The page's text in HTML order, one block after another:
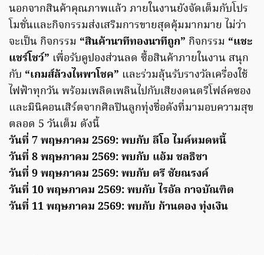
นอกจากสินค้าคุณภาพแล้ว ภายในงานยังจัดเต็มกับโปร
โมชั่นและกิจกรรมส่งเสริมการขายสุดคุ้มมากมาย ไม่ว่า
จะเป็น กิจกรรม “สินค้านาทีทองนาทีถูก” กิจกรรม “แชะ
แชร์โชว์” เพื่อรับคูปองส่วนลด ซื้อสินค้าภายในงาน สนุก
กับ “เกมส์ล้วงไหพาโชค” และร่วมลุ้นรับรางวัลเครื่องใช้
ไฟฟ้าทุกวัน พร้อมเพลิดเพลินไปกับเสียงดนตรีโฟล์คซอง
และมินิคอนเสิร์ตจากศิลปินลูกทุ่งชื่อดังที่มามอบความสุข
ตลอด 5 วันเต็ม ดังนี้
วันที่ 7 พฤษภาคม 2569: พบกับ ลีโอ ไมค์หมดหนี้
วันที่ 8 พฤษภาคม 2569: พบกับ แอ้ม ชลธิชา
วันที่ 9 พฤษภาคม 2569: พบกับ ตรี ชัยณรงค์
วันที่ 10 พฤษภาคม 2569: พบกับ ไรอัล กาจบัณฑิต
วันที่ 11 พฤษภาคม 2569: พบกับ ก้านตอง ทุ่งเงิน